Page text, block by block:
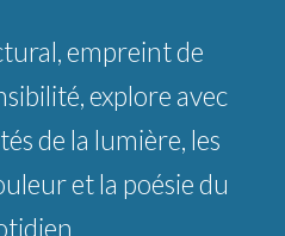
empreint de
explore avec
de la lumière, les
et la poésie du